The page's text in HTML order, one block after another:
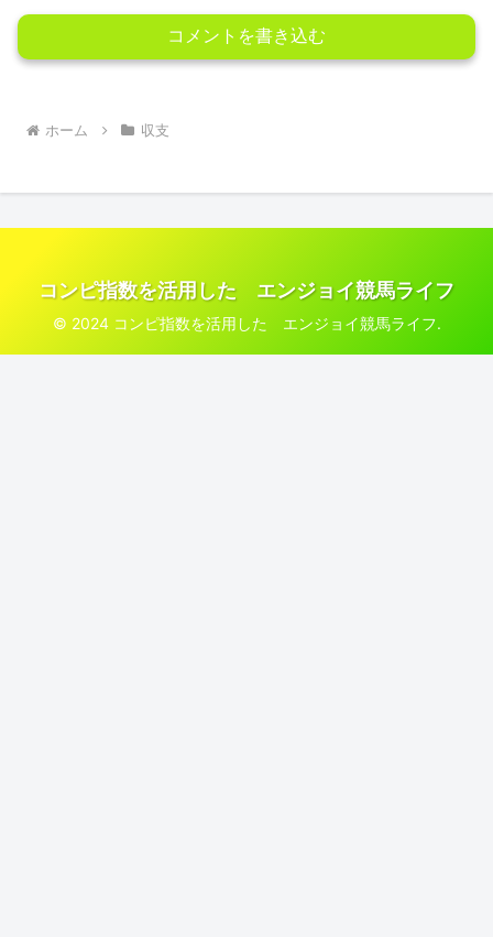
コメントを書き込む
ホーム 収支
コンピ指数を活用した エンジョイ競馬ライフ
© 2024 コンピ指数を活用した エンジョイ競馬ライフ.